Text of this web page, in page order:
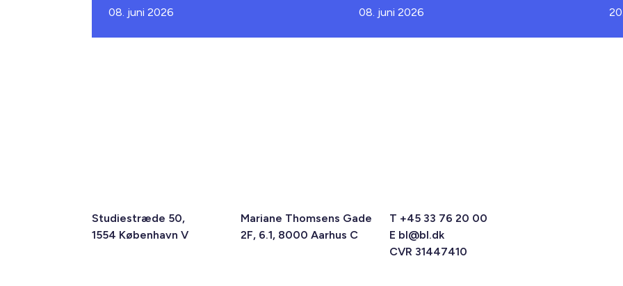
08. juni 2026 08. juni 2026
Studiestræde 50,
1554 København V
Mariane Thomsens Gade
2F, 6.1, 8000 Aarhus C
T +45 33 76 20 00
E bl@bl.dk
CVR 31447410